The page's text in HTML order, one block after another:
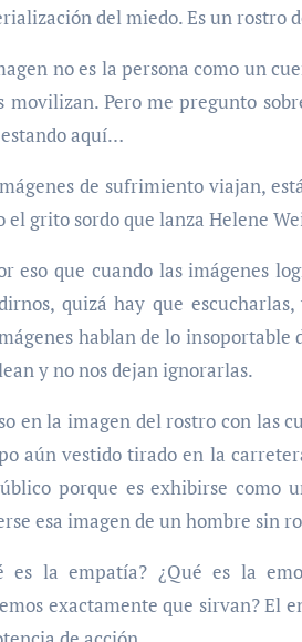
del miedo. Es un rostro
no es la persona como un
movilizan. Pero me pregunto
aquí…
de sufrimiento viajan,
el grito sordo que lanza Helene
eso que cuando las imágenes
quizá hay que
hablan de lo
y no nos dejan ignorarlas.
en la imagen del rostro con las
aún vestido tirado en la
porque es exhibirse como
esa imagen de un hombre sin
es la empatía? ¿Qué es la
exactamente que sirvan? El